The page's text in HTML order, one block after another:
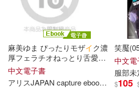
わらいなく(1)
アヌック・ボワロベールとル
リゴー(1)
アマンダ・レーンズ(1)
麻美ゆま ぴったりモザイク濃
厚フェラチオねっとり舌愛撫
Vol.3 【アリ
ebook デジタル
版】 (電子書)
中文電子書
アリ スJAPAN capture ebook 麻美ゆま
笑魘
中文電
服部未
$105